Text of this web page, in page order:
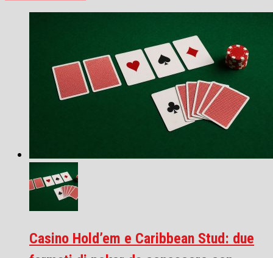
Casino Hold’em e Caribbean Stud: due